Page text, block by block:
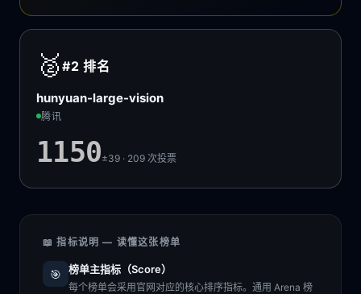
🥈 #2排名
hunyuan-large-vision
腾讯
1150±39 · 209次投票
📖 指标说明 — 读懂这张榜单
🎯 榜单主指标（Score）
每个榜单会采用官网对应的核心排序指标。通用 Arena 榜